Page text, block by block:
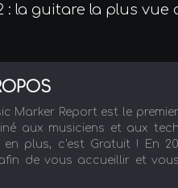
la guitare la plus vue
Marker Report est le
aux musiciens et aux
plus, c'est Gratuit ! En
de vous accueillir et